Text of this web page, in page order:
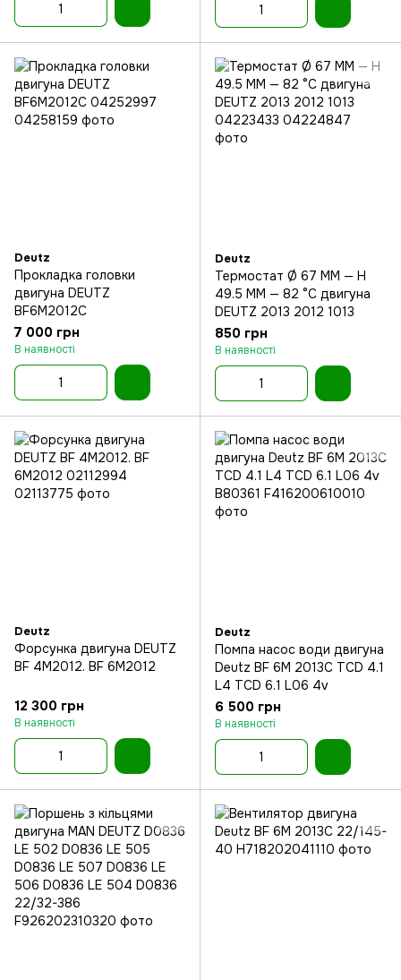
Deutz
Прокладка головки
двигуна DEUTZ
BF6M2012C
7 000 грн
В наявності
Deutz
Термостат Ø 67 MM — H
49.5 MM — 82 °C двигуна
DEUTZ 2013 2012 1013
850 грн
В наявності
Deutz
Форсунка двигуна DEUTZ
BF 4M2012. BF 6M2012
12 300 грн
В наявності
Deutz
Помпа насос води двигуна
Deutz BF 6M 2013C TCD 4.1
L4 TCD 6.1 L06 4v
6 500 грн
В наявності